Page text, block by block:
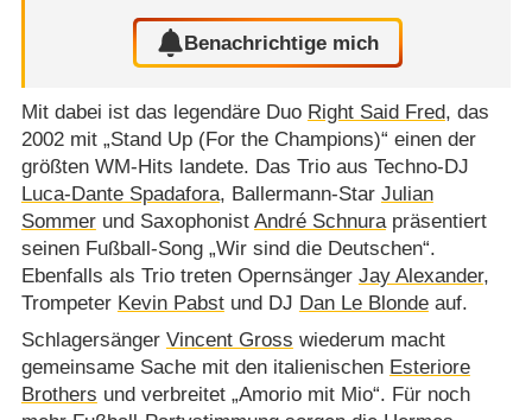
Benachrichtige mich
Mit dabei ist das legendäre Duo Right Said Fred, das
2002 mit „Stand Up (For the Champions)“ einen der
größten WM-Hits landete. Das Trio aus Techno-DJ
Luca-Dante Spadafora, Ballermann-Star Julian
Sommerund Saxophonist André Schnurapräsentiert
seinen Fußball-Song „Wir sind die Deutschen“.
Ebenfalls als Trio treten Opernsänger Jay Alexander,
Trompeter Kevin Pabstund DJ Dan Le Blondeauf.
Schlagersänger Vincent Gross wiederum macht
gemeinsame Sache mit den italienischen Esteriore
Brothers und verbreitet „Amorio mit Mio“. Für noch